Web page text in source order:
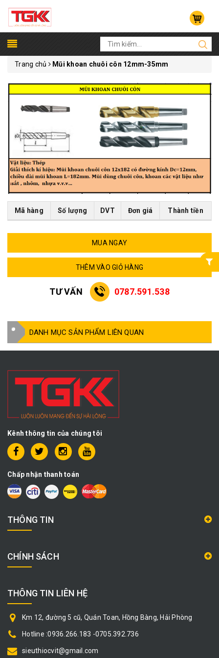
Trang chủ Mũi khoan chuôi côn 12mm-35mm
Mã hàng Số lượng DVT Đơn giá Thành tiền
MUA NGAY
THÊM VÀO GIỎ HÀNG
TƯ VẤN 0787.591.538
DANH MỤC SẢN PHẨM LIÊN QUAN
Kênh thông tin của chúng tôi
Chấp nhận thanh toán
THÔNG TIN
CHÍNH SÁCH
THÔNG TIN LIÊN HỆ
Km 12, đường 5 cũ, Quán Toan, Hồng Bàng, Hải Phòng
Hotline :0936.266.183 -0705.392.736
sieuthiocvit@gmail.com